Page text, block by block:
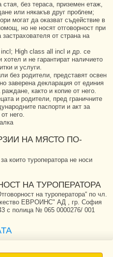
без тераса, приземен етаж,
или някакъв друг проблем;
могат да оказват съдействие в
но не носят отговорност при
от страна на
High class all incl и др. се
и не гарантират наличието
и услуги.
без родители, представят освен
заверена декларация от единия
както и копие от него.
и родители, пред граничните
паспорти и акт за
него.
НА МЯСТО ПО-
които туроператора не носи
НА ТУРОПЕРАТОРА
на туроператора“ по чл.
ЕВРОИНС" АД , гр. София
с полица № 065 0000276/ 001